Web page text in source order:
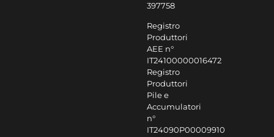
397758
Registro
Produttori
AEE n°
IT24100000016472
Registro
Produttori
Pile e
Accumulatori
n°
IT24090P00009910